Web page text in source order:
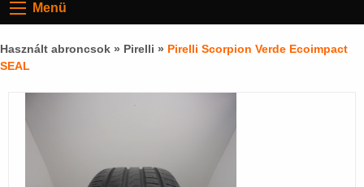
Jelszó:
Menü
Használt abroncsok » Pirelli » Pirelli Scorpion Verde Ecoimpact
SEAL